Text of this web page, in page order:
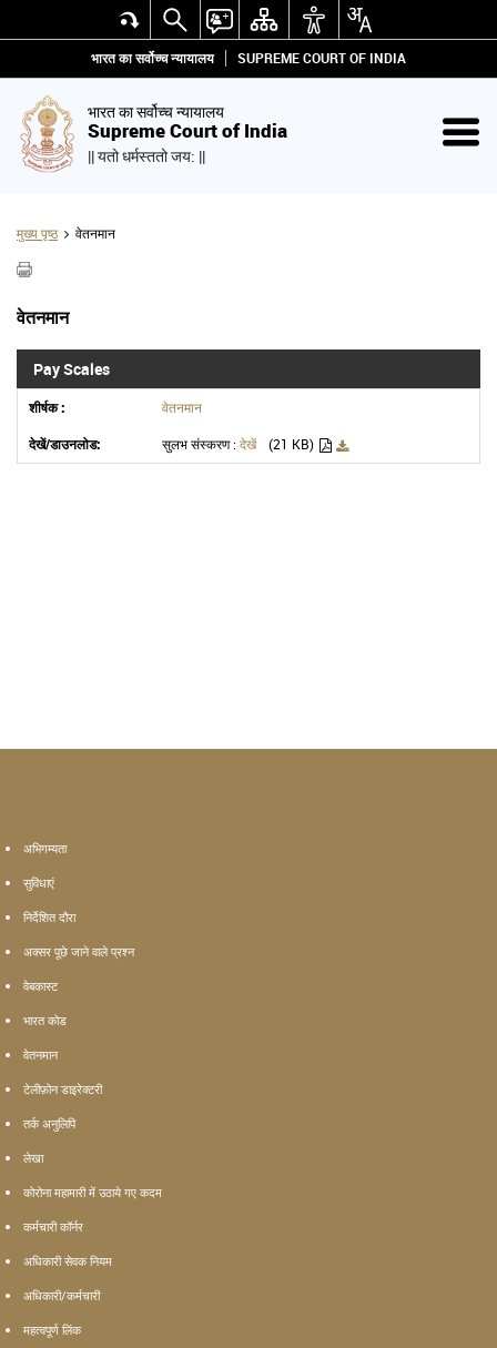
भारत का सर्वोच्च न्यायालय SUPREME COURT OF INDIA
भारत का सर्वोच्च न्यायालय
Supreme Court of India
|| यतो धर्मस्ततो जय: ||
मुख्य पृष्ठ वेतनमान
वेतनमान
Pay Scales
वेतनमान
सुलभ संस्करण :देखें (21 KB)
अभिगम्यता
सुविधाएं
निर्देशित दौरा
अक्सर पूछे जाने वाले प्रश्न
वेबकास्ट
भारत कोड
वेतनमान
टेलीफ़ोन डाइरेक्टरी
तर्क अनुलिपि
लेखा
कोरोना महामारी में उठाये गए कदम
कर्मचारी कॉर्नर
अधिकारी सेवक नियम
अधिकारी/कर्मचारी
महत्वपूर्ण लिंक